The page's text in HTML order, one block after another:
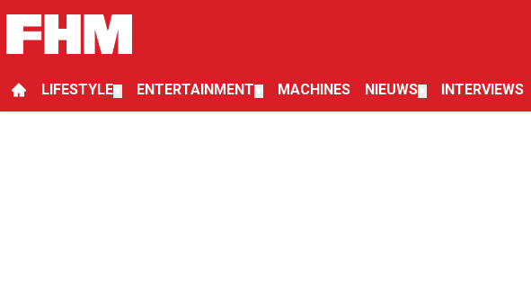
LIFESTYLE ENTERTAINMENT MACHINES NIEUWS INTERVIEWS